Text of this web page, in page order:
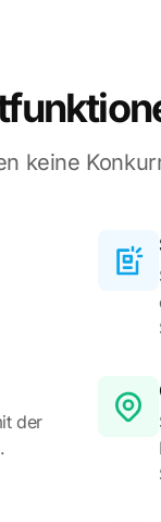
keine
der